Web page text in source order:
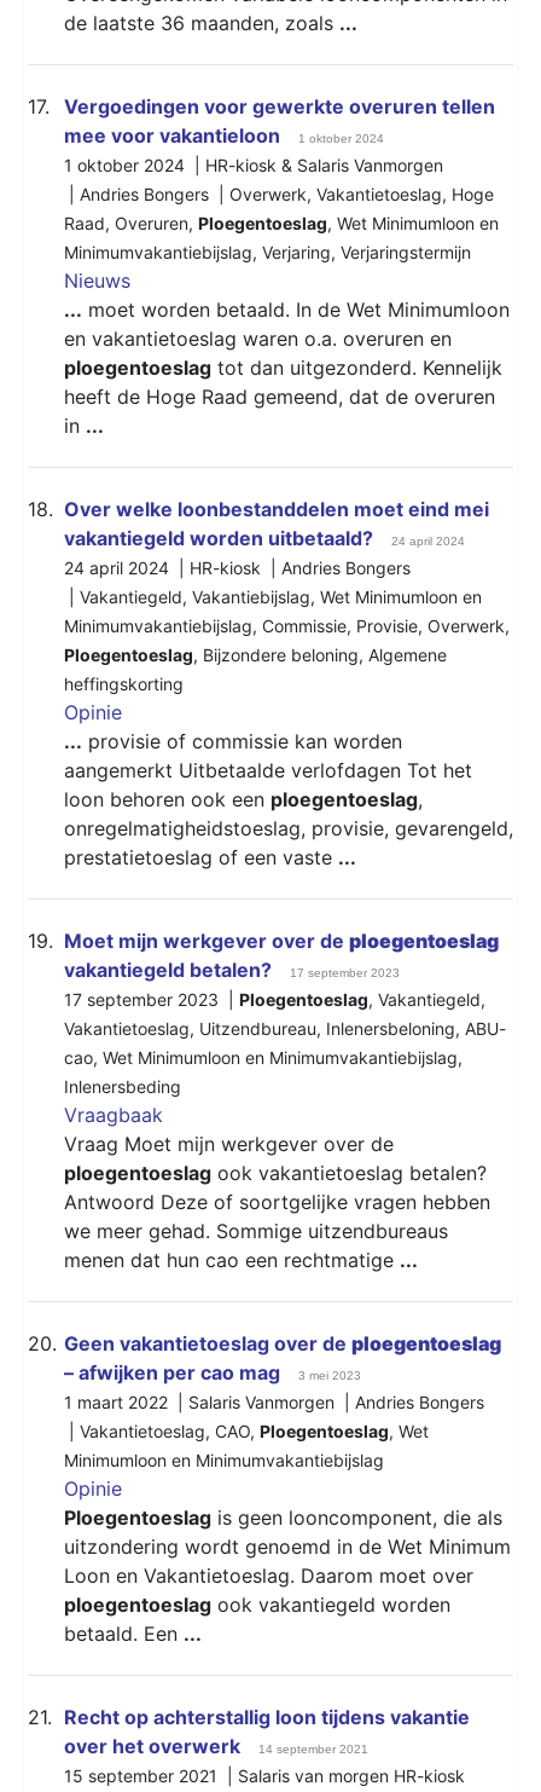
de laatste 36 maanden, zoals ...
17.
Vergoedingen voor gewerkte overuren tellen
mee voor vakantieloon
1 oktober 2024
1 oktober 2024 | HR-kiosk & Salaris Vanmorgen
| Andries Bongers | Overwerk, Vakantietoeslag, Hoge
Raad, Overuren, Ploegentoeslag, Wet Minimumloon en
Minimumvakantiebijslag, Verjaring, Verjaringstermijn
Nieuws
... moet worden betaald. In de Wet Minimumloon
en vakantietoeslag waren o.a. overuren en
ploegentoeslag tot dan uitgezonderd. Kennelijk
heeft de Hoge Raad gemeend, dat de overuren
in ...
18. Over welke loonbestanddelen moet eind mei
vakantiegeld worden uitbetaald?
24 april 2024
24 april 2024 | HR-kiosk | Andries Bongers
Vakantiegeld, Vakantiebijslag, Wet Minimumloon en
Minimumvakantiebijslag, Commissie, Provisie, Overwerk,
Ploegentoeslag, Bijzondere beloning, Algemene
heffingskorting
Opinie
... provisie of commissie kan worden
aangemerkt Uitbetaalde verlofdagen Tot het
loon behoren ook een ploegentoeslag,
onregelmatigheidstoeslag, provisie, gevarengeld,
prestatietoeslag of een vaste ...
19. Moet mijn werkgever over de ploegentoeslag
vakantiegeld betalen?
17 september 2023
17 september 2023 | Ploegentoeslag, Vakantiegeld,
Vakantietoeslag, Uitzendbureau, Inlenersbeloning, ABU-
cao, Wet Minimumloon en Minimumvakantiebijslag,
Inlenersbeding
Vraagbaak
Vraag Moet mijn werkgever over de
ploegentoeslag ook vakantietoeslag betalen?
Antwoord Deze of soortgelijke vragen hebben
we meer gehad. Sommige uitzendbureaus
menen dat hun cao een rechtmatige ...
20. Geen vakantietoeslag over de ploegentoeslag
– afwijken per cao mag
3 mei 2023
1 maart 2022 | Salaris Vanmorgen | Andries Bongers
Vakantietoeslag, CAO, Ploegentoeslag, Wet
Minimumloon en Minimumvakantiebijslag
Opinie
Ploegentoeslag is geen looncomponent, die als
uitzondering wordt genoemd in de Wet Minimum
Loon en Vakantietoeslag. Daarom moet over
ploegentoeslag ook vakantiegeld worden
betaald. Een ...
21. Recht op achterstallig loon tijdens vakantie
over het overwerk
14 september 2021
15 september 2021 | Salaris van morgen HR-kiosk